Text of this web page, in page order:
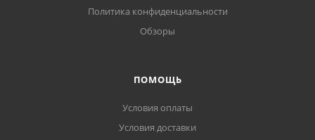
Политика конфиденциальности
Обзоры
ПОМОЩЬ
Условия оплаты
Условия доставки